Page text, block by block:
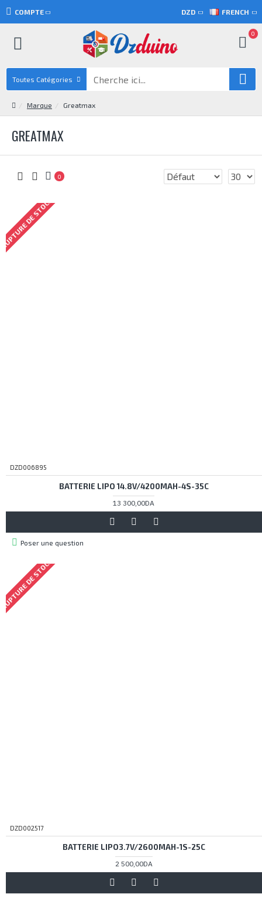
COMPTE DZD FRENCH
0
Toutes Catégories
Marque Greatmax
GREATMAX
0
DE STOCK
DZD006895
BATTERIE LIPO 14.8V/4200MAH-4S-35C
13 300,00DA
Poser une question
DE STOCK
DZD002517
BATTERIE LIPO3.7V/2600MAH-1S-25C
2 500,00DA